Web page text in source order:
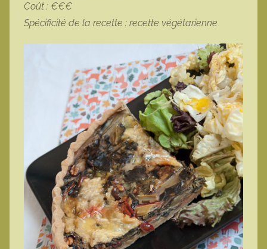
Coût : €€€
Spécificité de la recette : recette végétarienne